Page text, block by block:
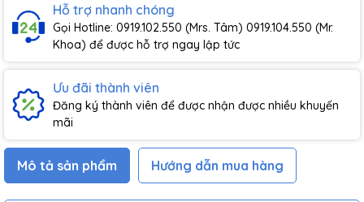
Hỗ trợ nhanh chóng
Gọi Hotline: 0919.102.550 (Mrs. Tâm) 0919.104.550 (Mr.
Khoa) để được hỗ trợ ngay lập tức
Ưu đãi thành viên
Đăng ký thành viên để được nhận được nhiều khuyến
mãi
Mô tả sản phẩm Hướng dẫn mua hàng